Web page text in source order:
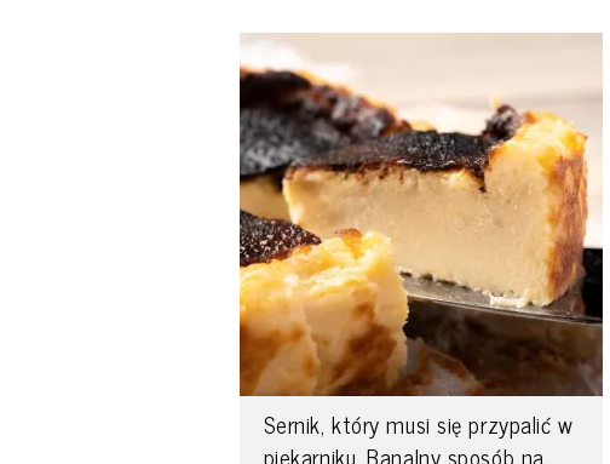
Sernik, który musi się przypalić w
piekarniku. Banalny sposób na